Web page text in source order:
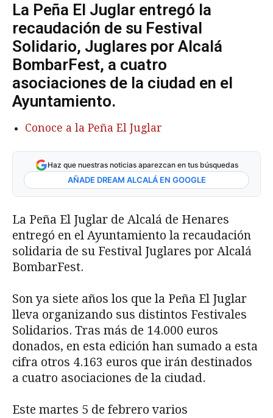
La Peña El Juglar entregó la
recaudación de su Festival
Solidario, Juglares por Alcalá
BombarFest, a cuatro
asociaciones de la ciudad en el
Ayuntamiento.
Conoce a la Peña El Juglar
Haz que nuestras noticias aparezcan en tus búsquedas
AÑADE DREAM ALCALÁ EN GOOGLE
La Peña El Juglar de Alcalá de Henares
entregó en el Ayuntamiento la recaudación
solidaria de su Festival Juglares por Alcalá
BombarFest.
Son ya siete años los que la Peña El Juglar
lleva organizando sus distintos Festivales
Solidarios. Tras más de 14.000 euros
donados, en esta edición han sumado a esta
cifra otros 4.163 euros que irán destinados
a cuatro asociaciones de la ciudad.
Este martes 5 de febrero varios